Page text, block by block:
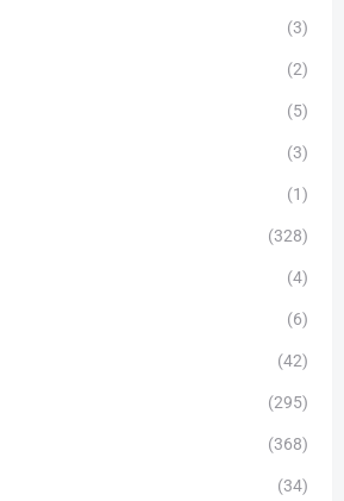
(3)
(2)
(5)
(3)
(1)
(328)
(4)
(6)
(42)
(295)
(368)
(34)